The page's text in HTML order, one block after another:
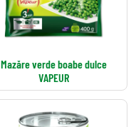
Mazăre verde boabe dulce
VAPEUR